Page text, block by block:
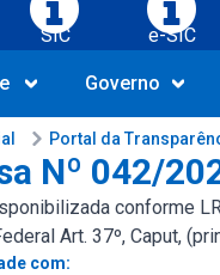
SIC e-SIC
Governo
BA
Portal da
Nº 042/
conforme
Art. 37º, Caput,
com: